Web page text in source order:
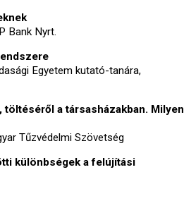
Bank Nyrt.
Egyetem kutató-tanára,
a társasházakban. Milyen
Tűzvédelmi Szövetség
különbségek a felújítási